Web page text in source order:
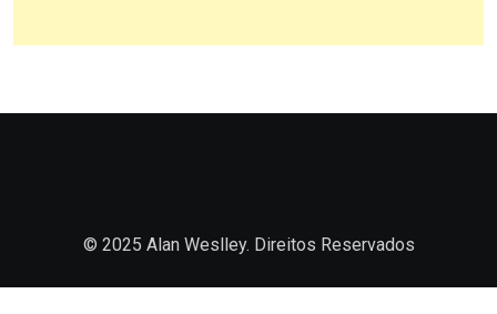
© 2025 Alan Weslley. Direitos Reservados